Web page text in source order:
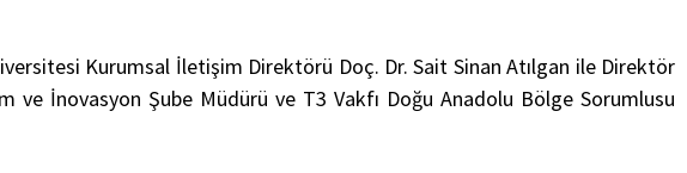
Kurumsal İletişim Direktörü Doç. Dr. Sait Sinan Atılgan ile Direktör
ve İnovasyon Şube Müdürü ve T3 Vakfı Doğu Anadolu Bölge Sorumlusu